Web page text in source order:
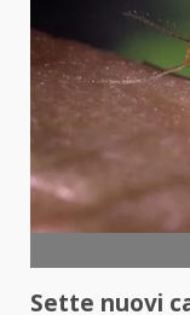
Sette nuovi